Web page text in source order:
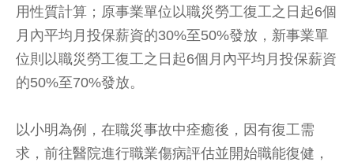
用性質計算；原事業單位以職災勞工復工之日起6個
月內平均月投保薪資的30%至50%發放，新事業單
位則以職災勞工復工之日起6個月內平均月投保薪資
的50%至70%發放。
以小明為例，在職災事故中痊癒後，因有復工需
求，前往醫院進行職業傷病評估並開始職能復健，